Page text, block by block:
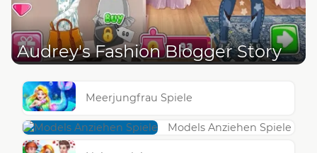
Audrey's Fashion Blogger Story
Meerjungfrau Spiele
Models Anziehen Spiele